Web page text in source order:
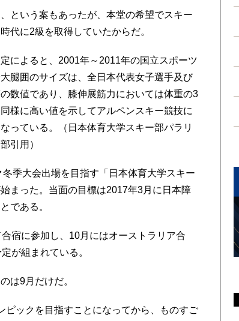
という案もあったが、本堂の希望でスキー
代に2級を取得していたからだ。
によると、2001年～2011年の国立スポーツ
腿囲のサイズは、全日本代表女子選手及び
数値であり、膝伸展筋力においては体重の3
様に高い値を示してアルペンスキー競技に
っている。（日本体育大学スキー部パラリ
引用）
季大会出場を目指す「日本体育大学スキー
まった。当面の目標は2017年3月に日本障
である。
宿に参加し、10月にはオーストラリア合
が組まれている。
は9月だけだ。
ックを目指すことになってから、ものすご